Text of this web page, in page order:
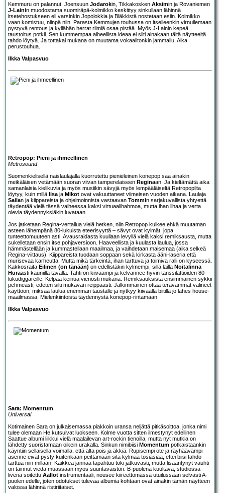
Kemmuru on palannut. Joensuun Jodarokin, Tikkakosken Aksimin ja Rovaniemen
J-Lainin muodostama suomiräpä-kolmikko keskittyy sinkullaan lähinnä
itsetehostukseen eli varsinkin Jopolokkia ja Bläkkistä nostetaan esiin. Kolmikko
vaan komistuu, niinpä niin. Parasta Kemmujen touhussa on itselleenkin virnuilemaan
pystyvä rentous ja kyllähän herrat riimiä osaa pistää. Myös J-Lainin kepeä
taustoitus potkii. Sen kummempaa aiheellista ideaa ei silti ainakaan tältä näytteeltä
tahdo löytyä. Ja tottakai mukana on muutama vokaalitonkin jammailu. Aika
perustouhua.
Ilkka Valpasvuo
Retropop: Pieni ja ihmeellinen
Metrosound
Suomenkielisellä naislaulajalla kuorrutettu pienieleinen konepop saa ainakin
meikäläisen vetämään suoran viivan tamperelaiseen Reginaan. Ja kieltämättä aika
samanlaisia kielikuvia ja myös musiikin sävyjä myös lempääläiseltä Retropopilta
löytyy, kuin millä Iisa ja Mikot ovat vakuuttaneet viimeisen vuoden aikana. Laulaja
Sailan ja kiippareista ja ohjelmoinnista vastaavan Tommin sarjakuvallista yhtyettä
täydentää vielä tässä vaiheessa kaksi virtuaalihahmoa, mutta ihan lihaa ja verta
olevia täydennyksiäkin luvataan.
Jos jatketaan Regina-vertailua vielä hetken, niin Retropop kulkee ehkä muutaman
asteen lähempänä 80-lukuista eteerisyyttä – sävyt ovat kylmät, jopa
tunteettomuuteen asti. Avausraidasta kuullaan levyllä vielä kaksi remiksausta, mutta
sukelletaan ensin itse pohjaversioon. Haaveellista ja kuulasta laulua, jossa
hämmästellään ja kummastellaan maailmaa, ja vaihdetaan maisemaa (aika selkeä
Regina-viittaus). Kiippareista tuodaan soppaan sekä kirkasta ääni-laseria että
murisevaa karheutta. Mutta mikä tärkeintä, ihan tarttuva ja toimiva ralli on kyseessä.
Kakkosraita Eilinen (on tänään) on edellistäkin kylmempi, sillä lailla Noitalinna
Huraasti kauniilla tavalla. Tahti on kiivaampi ja kelvannee hyvin tanssilattioiden 80-
lukudiggareille. Kelpaa keinua vienosti mukana. Remiksauksista ensimmäinen sykkii
pehmeästi, edeten silti mukavan reippaasti. Jälkimmäinen ottaa terävämmät välineet
käyttöön, miksaa laulua enemmän taustalle ja nytkyy kiivaalla biitillä jo lähes house-
maailmassa. Mielenkiintoista täydennystä konepop-rintamaan.
Ilkka Valpasvuo
Sara: Momentum
Universal
Kotimainen Sara on julkaisemassa piakkoin uransa neljättä pitkäsoittoa, jonka nimi
tulee olemaan He kutsuivat luokseen. Kolme vuotta sitten ilmestynyt edellinen
Saattue albumi liikkui vielä maalailevan art-rockin tienoilla, mutta nyt mutkia on
lähdetty suoristamaan oikein urakalla. Sinkun nimibiisi Momentum potkaistaankin
käyntiin sellaisella voimalla, että alta pois ja äkkiä. Rupisempi ote ja räyhäävämpi
asenne eivät pysty kuitenkaan peittämään sitä kylmää tosiasiaa, ettei biisi tahdo
tarttua niin millään. Kaikkea jännää tapahtuu toki jatkuvasti, mutta lisääntynyt vauhti
on tainnut viedä muassaan myös suuntavaiston. B-puolena kuultava, studiossa
livenä soitettu Aallot instrumentaali, nousee kiireettömässä utuilussaan selvästi A-
puolen edelle, joten odotukset tulevaa albumia kohtaan ovat ainakin tämän näytteen
valossa lähinnä ristiriitaiset.